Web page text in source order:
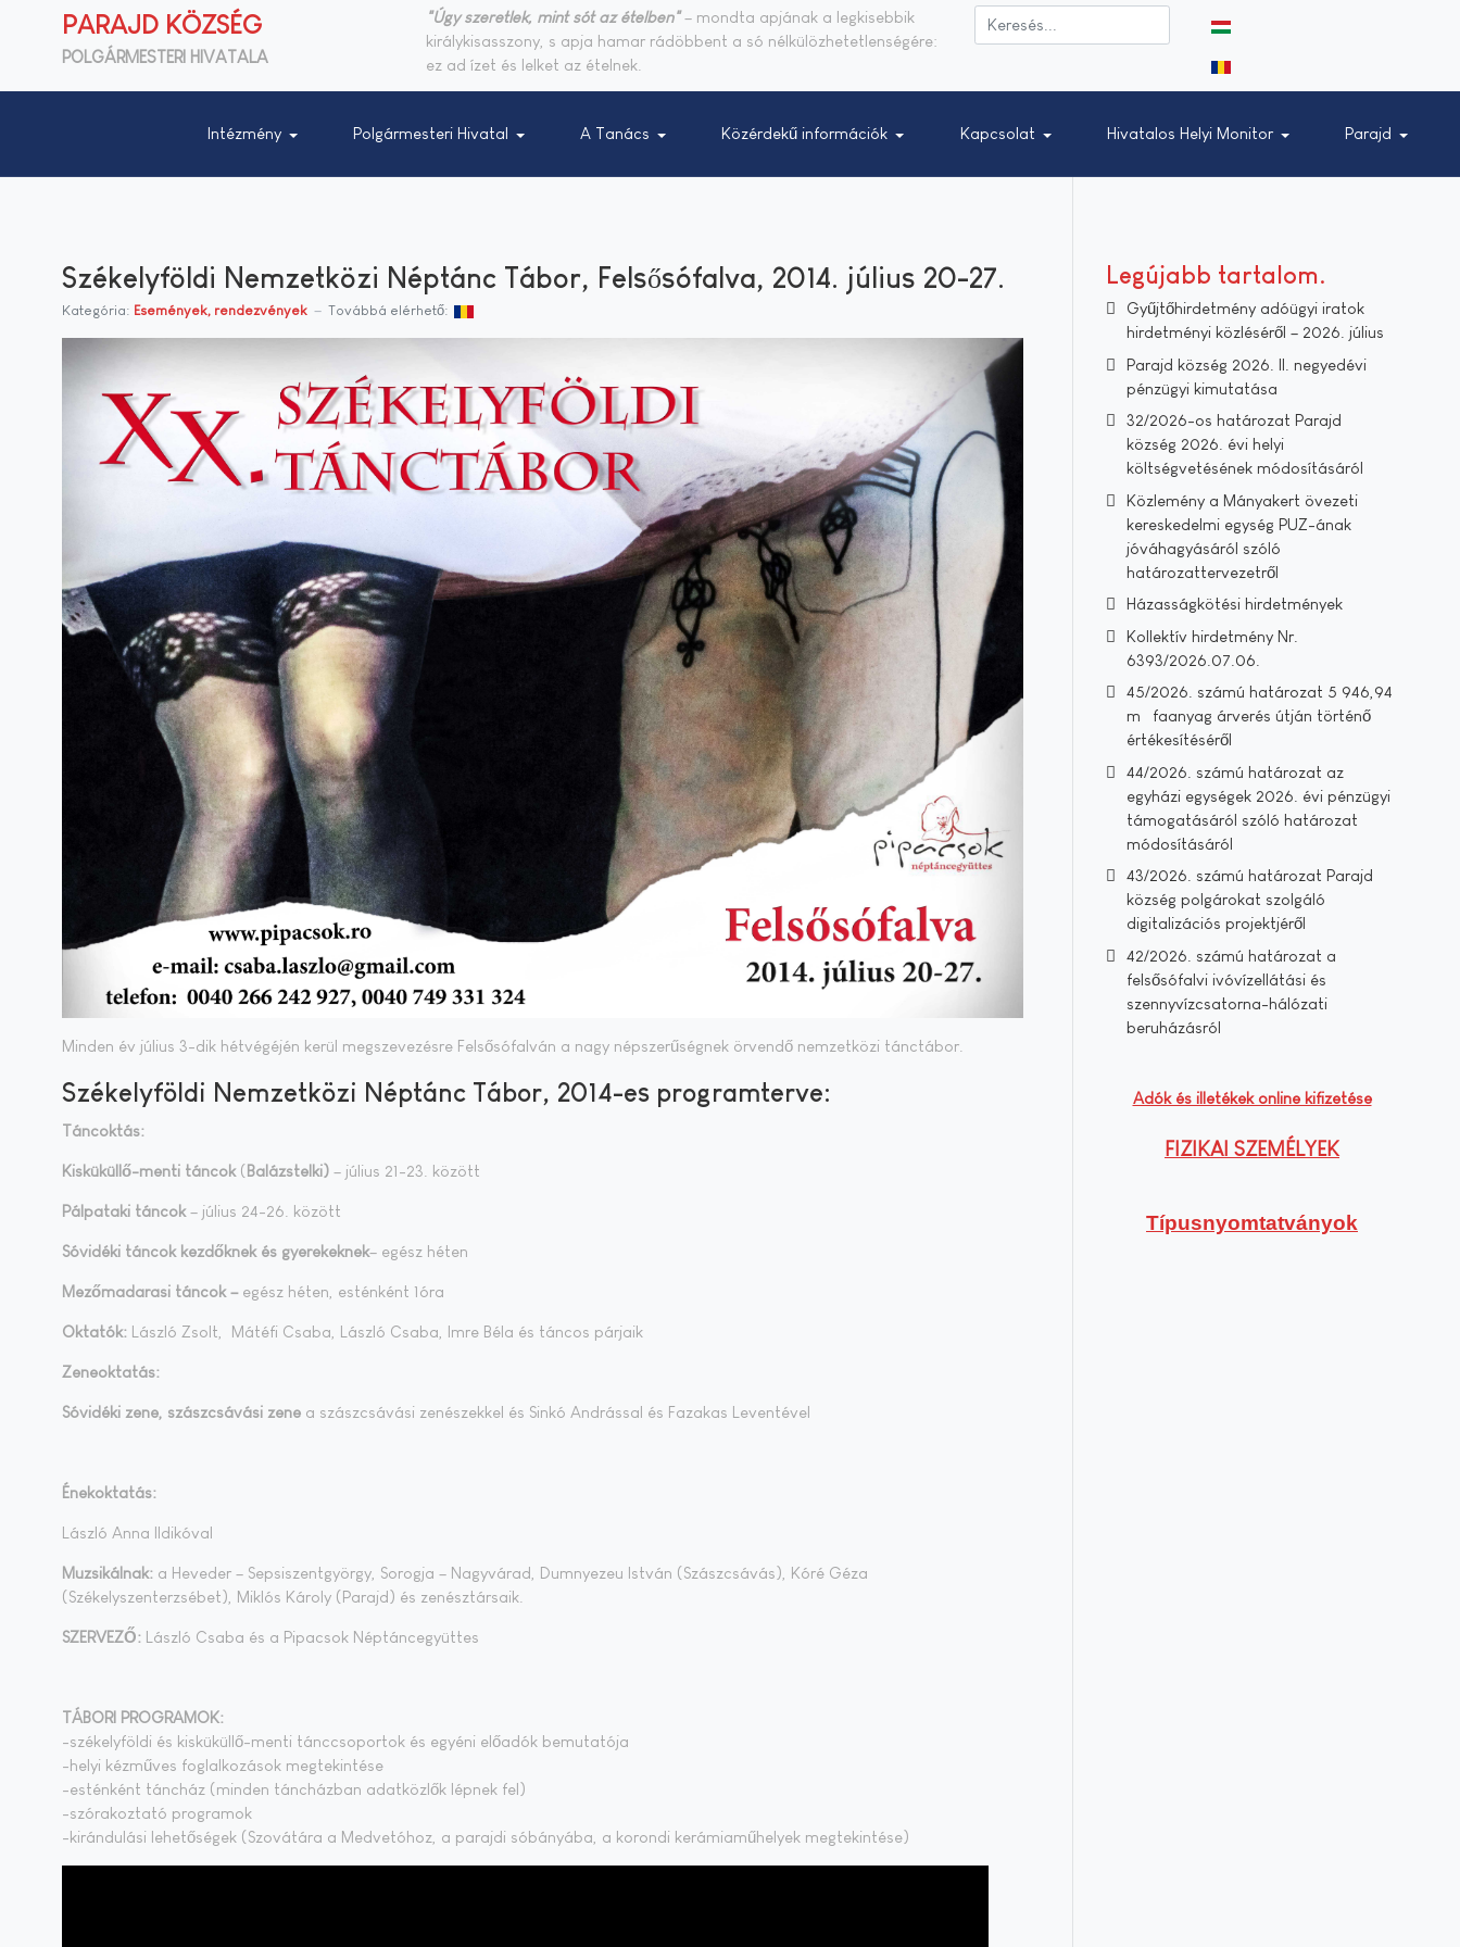
PARAJD KÖZSÉG
POLGÁRMESTERI HIVATALA
"Úgy szeretlek, mint sót az ételben"– mondta apjának a legkisebbik
királykisasszony, s apja hamar rádöbbent a só nélkülözhetetlenségére:
ez ad ízet és lelket az ételnek.
Intézmény Polgármesteri Hivatal A Tanács Közérdekű információk Kapcsolat Hivatalos Helyi Monitor Parajd
Székelyföldi Nemzetközi Néptánc Tábor, Felsősófalva, 2014. július 20-27.
Kategória: Események, rendezvények Továbbá elérhető:
Minden év július 3-dik hétvégéjén kerül megszevezésre Felsősófalván a nagy népszerűségnek örvendő nemzetközi tánctábor.
Székelyföldi Nemzetközi Néptánc Tábor, 2014-es programterve:
Táncoktás:
Kisküküllő-menti táncok(Balázstelki) – július 21-23. között
Pálpataki táncok– július 24-26. között
Sóvidéki táncok kezdőknek és gyerekeknek– egész héten
Mezőmadarasi táncok – egész héten, esténként 1óra
Oktatók: László Zsolt, Mátéfi Csaba, László Csaba, Imre Béla és táncos párjaik
Zeneoktatás:
Sóvidéki zene, szászcsávási zene a szászcsávási zenészekkel és Sinkó Andrással és Fazakas Leventével
Énekoktatás:
László Anna Ildikóval
Muzsikálnak: a Heveder – Sepsiszentgyörgy, Sorogja – Nagyvárad, Dumnyezeu István (Szászcsávás), Kóré Géza
(Székelyszenterzsébet), Miklós Károly (Parajd) és zenésztársaik.
SZERVEZŐ: László Csaba és a Pipacsok Néptáncegyüttes
TÁBORI PROGRAMOK:
-székelyföldi és kisküküllő-menti tánccsoportok és egyéni előadók bemutatója
-helyi kézműves foglalkozások megtekintése
-esténként táncház (minden táncházban adatközlők lépnek fel)
-szórakoztató programok
-kirándulási lehetőségek (Szovátára a Medvetóhoz, a parajdi sóbányába, a korondi kerámiaműhelyek megtekintése)
Legújabb tartalom
Gyűjtőhirdetmény adóügyi iratok
hirdetményi közléséről – 2026. július
Parajd község 2026. II. negyedévi
pénzügyi kimutatása
32/2026-os határozat Parajd
község 2026. évi helyi
költségvetésének módosításáról
Közlemény a Mányakert övezeti
kereskedelmi egység PUZ-ának
jóváhagyásáról szóló
határozattervezetről
Házasságkötési hirdetmények
Kollektív hirdetmény Nr.
6393/2026.07.06.
45/2026. számú határozat 5 946,94
m³ faanyag árverés útján történő
értékesítéséről
44/2026. számú határozat az
egyházi egységek 2026. évi pénzügyi
támogatásáról szóló határozat
módosításáról
43/2026. számú határozat Parajd
község polgárokat szolgáló
digitalizációs projektjéről
42/2026. számú határozat a
felsősófalvi ivóvízellátási és
szennyvízcsatorna-hálózati
beruházásról
Adók és illetékek online kifizetése
FIZIKAI SZEMÉLYEK
Típusnyomtatványok